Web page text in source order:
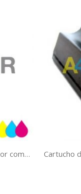
HP 304 XL cartucho de tinta tricolor compatible